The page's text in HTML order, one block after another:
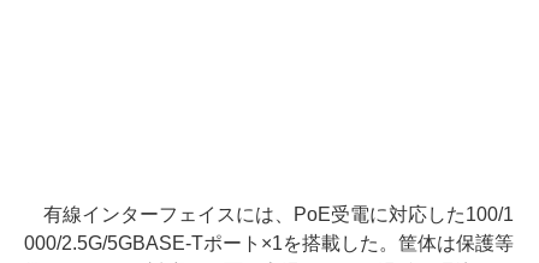
有線インターフェイスには、PoE受電に対応した100/1
000/2.5G/5GBASE-Tポート×1を搭載した。筐体は保護等